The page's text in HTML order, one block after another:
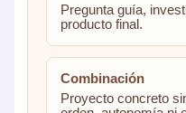
Pregunta guía,
producto final.
Combinación
Proyecto concreto